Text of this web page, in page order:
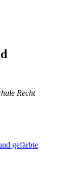
Recht
gefärbte